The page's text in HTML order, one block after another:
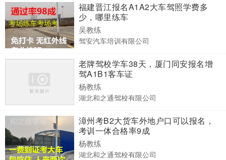
福建晋江报名A1A2大车驾照学费多
少，哪里练车
吴教练
驾安汽车培训有限公司
老牌驾校学车38天，厦门同安报名增
驾A1B1客车证
杨教练
湖北和之通驾校有限公司
漳州考B2大货车外地户口可以报名，
考训一体合格率9成
杨教练
湖北和之通驾校有限公司